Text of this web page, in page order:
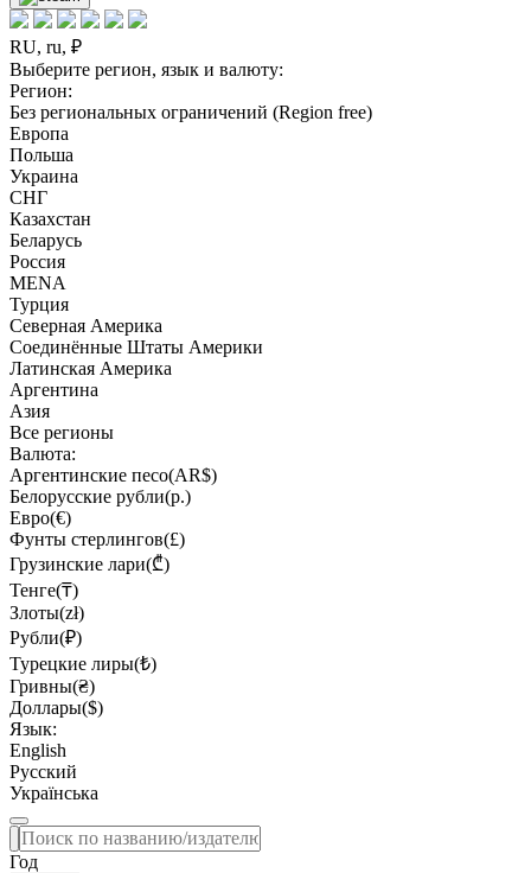
RU, ru, ₽
Выберите регион, язык и валюту:
Регион:
Без региональных ограничений (Region free)
Европа
Польша
Украина
СНГ
Казахстан
Беларусь
Россия
MENA
Турция
Северная Америка
Соединённые Штаты Америки
Латинская Америка
Аргентина
Азия
Все регионы
Валюта:
Аргентинские песо(AR$)
Белорусские рубли(р.)
Евро(€)
Фунты стерлингов(£)
Грузинские лари(₾)
Тенге(₸)
Злоты(zł)
Рубли(₽)
Турецкие лиры(₺)
Гривны(₴)
Доллары($)
Язык:
English
Русский
Українська
Год